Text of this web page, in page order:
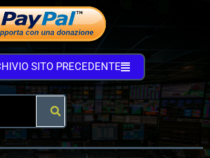
SITO PRECEDENTE